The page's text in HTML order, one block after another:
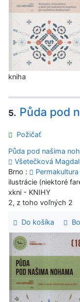
kniha
5. Půda pod
Požičať
Půda pod našima
Všetečková
Brno :
Permakultura
ilustrácie (niektoré
xkni - KNIHY
2, z toho voľných 2
Do košíka